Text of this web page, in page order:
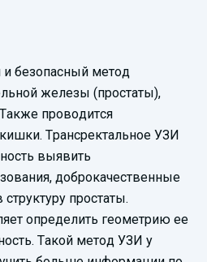
Смотреть
безопасный метод
железы (простаты),
проводится
Трансректальное УЗИ
выявить
доброкачественные
простаты.
определить геометрию ее
Такой метод УЗИ у